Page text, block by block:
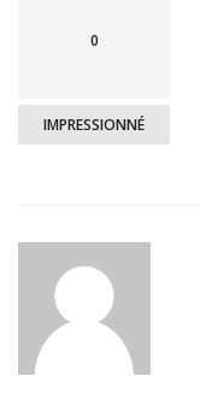
0
IMPRESSIONNÉ